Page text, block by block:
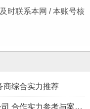
时联系本网 / 本账号核
商综合实力推荐
2026年资质齐全的AI搜索营销专业公司 合作实力参考与案例盘点